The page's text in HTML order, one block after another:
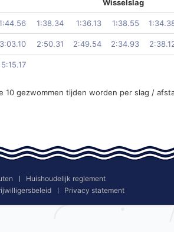
Wisselslag
1:38.34 1:36.13 1:38.55
3:03.10 2:50.31 2:49.54 2:34.93
5:15.17
10 gezwommen tijden worden per slag /
Huishoudelijk reglement
Privacy statement